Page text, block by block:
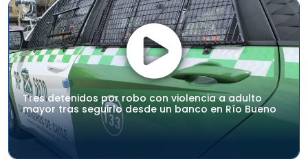
Tres detenidos por robo con violencia a adulto
mayor tras seguirlo desde un banco en Río Bueno